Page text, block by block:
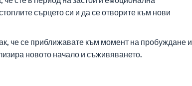
сърцето си и да се отворите към нови
че се приближавате към момент на пробуждане и
новото начало и съживяването.